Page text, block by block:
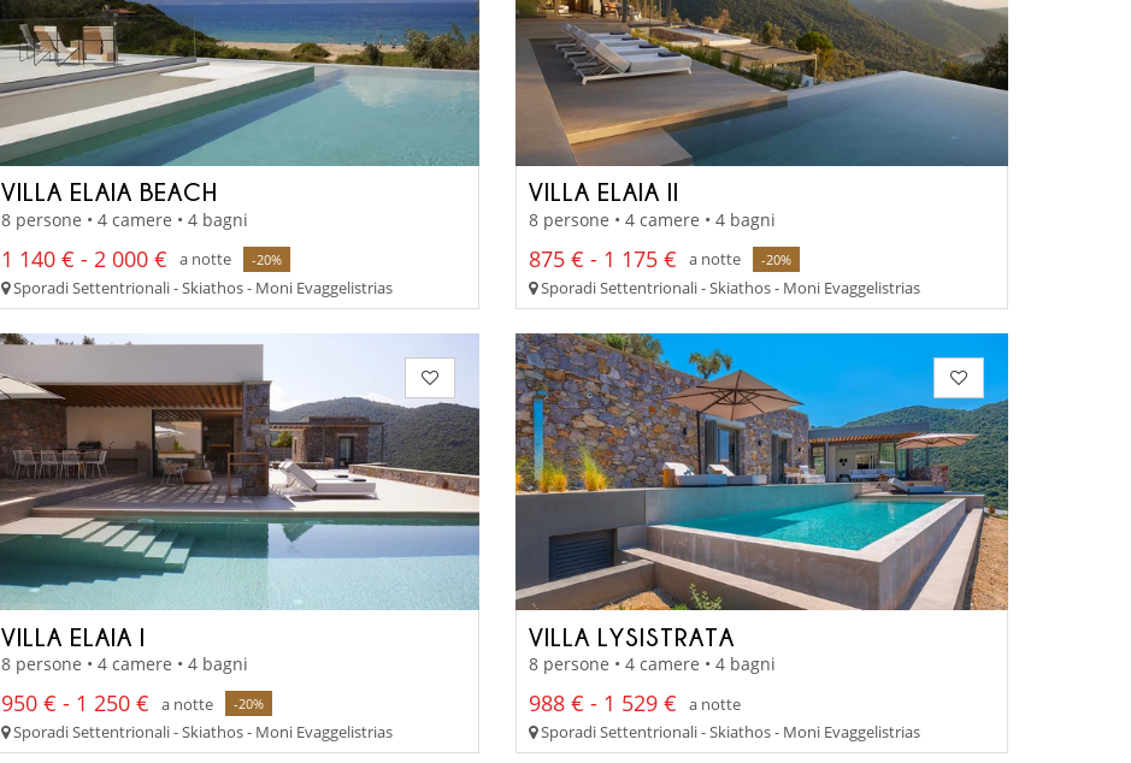
VILLA ELAIA BEACH
8 persone • 4 camere • 4 bagni
1 140 € - 2 000 € a notte -20%
Sporadi Settentrionali - Skiathos - Moni Evaggelistrias
VILLA ELAIA II
8 persone • 4 camere • 4 bagni
875 € - 1 175 € a notte -20%
Sporadi Settentrionali - Skiathos - Moni Evaggelistrias
VILLA ELAIA I
8 persone • 4 camere • 4 bagni
950 € - 1 250 € a notte -20%
Sporadi Settentrionali - Skiathos - Moni Evaggelistrias
VILLA LYSISTRATA
8 persone • 4 camere • 4 bagni
988 € - 1 529 €
a notte
Sporadi Settentrionali - Skiathos - Moni Evaggelistrias